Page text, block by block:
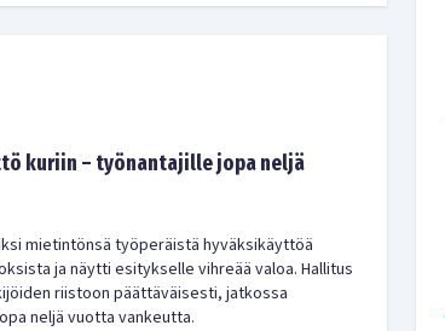
kuriin – työnantajille jopa neljä
mietintönsä työperäistä hyväksikäyttöä
ja näytti esitykselle vihreää valoa. Hallitus
riistoon päättäväisesti, jatkossa
neljä vuotta vankeutta.